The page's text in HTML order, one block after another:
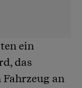
ein
das
an